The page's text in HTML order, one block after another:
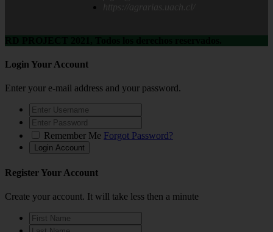
Login Your Account
Enter your e-mail address and your password.
Remember Me Forgot Password?
Register Your Account
Create your account. It will take less then a minute